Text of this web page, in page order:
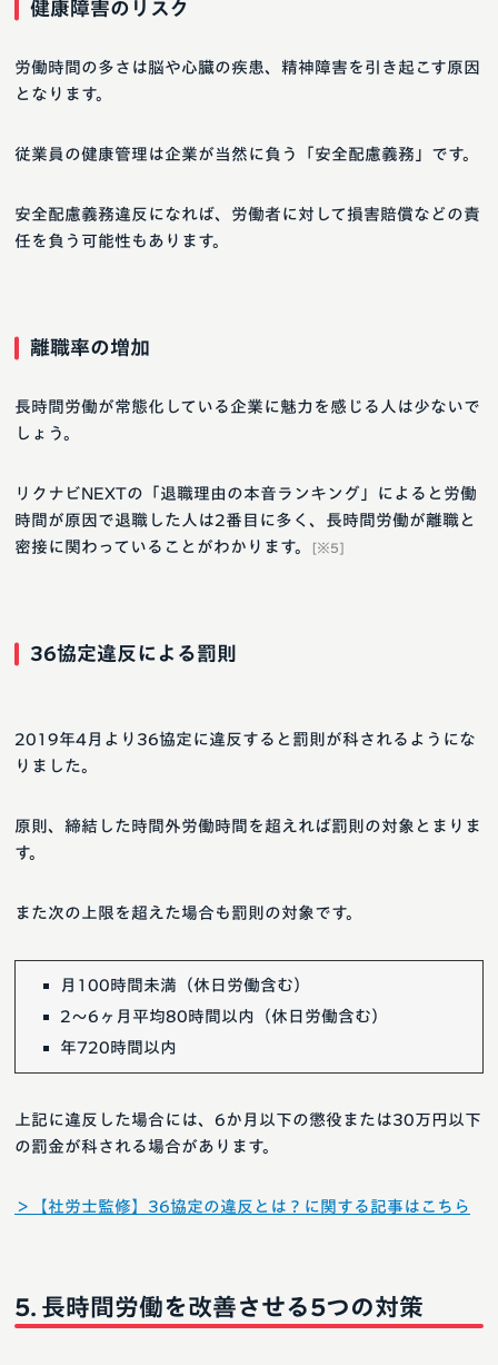
健康障害のリスク
労働時間の多さは脳や心臓の疾患、精神障害を引き起こす原因
となります。
従業員の健康管理は企業が当然に負う「安全配慮義務」です。
安全配慮義務違反になれば、労働者に対して損害賠償などの責
任を負う可能性もあります。
離職率の増加
長時間労働が常態化している企業に魅力を感じる人は少ないで
しょう。
リクナビNEXTの「退職理由の本音ランキング」によると労働
時間が原因で退職した人は2番目に多く、長時間労働が離職と
密接に関わっていることがわかります。
[※5]
36協定違反による罰則
2019年4月より36協定に違反すると罰則が科されるようにな
りました。
原則、締結した時間外労働時間を超えれば罰則の対象とまりま
す。
また次の上限を超えた場合も罰則の対象です。
月100時間未満（休日労働含む）
2～6ヶ月平均80時間以内（休日労働含む）
年720時間以内
上記に違反した場合には、6か月以下の懲役または30万円以下
の罰金が科される場合があります。
＞【社労士監修】36協定の違反とは？に関する記事はこちら
長時間労働を改善させる5つの対策